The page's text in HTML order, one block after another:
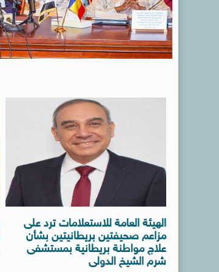
الهيئة العامة للاستعلامات ترد على
مزاعم صحيفتين بريطانيتين بشأن
علاج مواطنة بريطانية بمستشفى
شرم الشيخ الدولى